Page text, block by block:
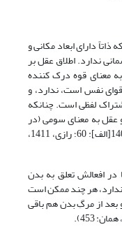
داراى ابعاد مکانى و
ندارد. اطلاق عقل بر
معناى قوه درک کننده
نفس است، ندارد، و
لفظى است. چنان‏که
عقل به معناى سومى (در
مقابل جهل) نیز به‌کار رفته است (ابن‏سینا، 1404[الف]: 60؛ رازی، 1411،
در افعالش تعلق به بدن
هر چند ممکن است
از مرگِ بدن هم باقى